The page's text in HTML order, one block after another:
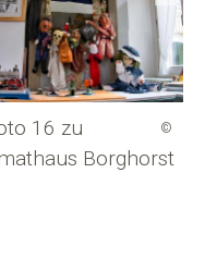
©